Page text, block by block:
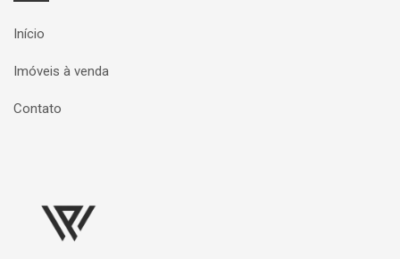
Início
Imóveis à venda
Contato